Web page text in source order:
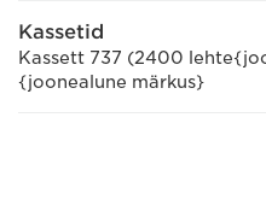
Kassetid
Kassett 737 (2400
{joonealune märkus}